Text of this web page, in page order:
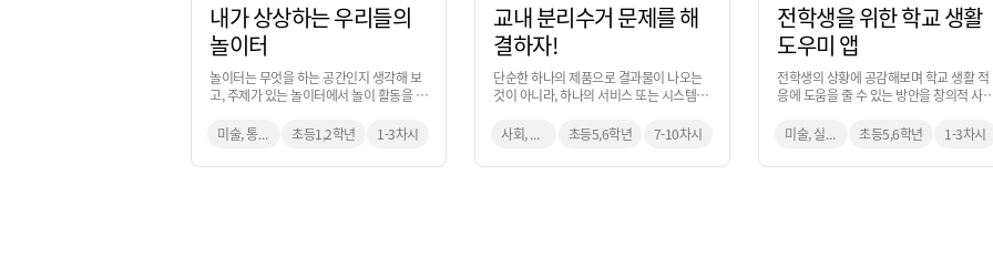
내가 상상하는 우리들의
놀이터
놀이터는 무엇을 하는 공간인지 생각해 보
고, 주제가 있는 놀이터에서 놀이 활동을 한
이터를 계획해 보는 활동입니다.
미술, 통합교과 초등1,2학년 1-3차시
교내 분리수거 문제를 해
결하자!
단순한 하나의 제품으로 결과물이 나오는
것이 아니라, 하나의 서비스 또는 시스템의
번 과정을 통해 익힐 수 있습니다.
사회, 미술, 실과 초등5,6학년 7-10차시
전학생을 위한 학교 생활
도우미 앱
전학생의 상황에 공감해보며 학교 생활 적
응에 도움을 줄 수 있는 방안을 창의적 사고
입니다.
미술, 실과, 생활과 윤리 초등5,6학년 1-3차시